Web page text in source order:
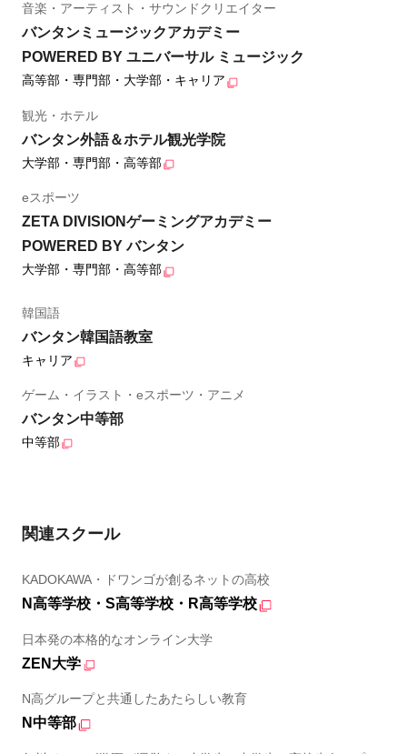
音楽・アーティスト・サウンドクリエイター
バンタンミュージックアカデミー
POWERED BY ユニバーサル ミュージック
高等部・専門部・大学部・キャリア
観光・ホテル
バンタン外語＆ホテル観光学院
大学部・専門部・高等部
eスポーツ
ZETA DIVISIONゲーミングアカデミー
POWERED BY バンタン
大学部・専門部・高等部
韓国語
バンタン韓国語教室
キャリア
ゲーム・イラスト・eスポーツ・アニメ
バンタン中等部
中等部
関連スクール
KADOKAWA・ドワンゴが創るネットの高校
N高等学校・S高等学校・R高等学校
日本発の本格的なオンライン大学
ZEN大学
N高グループと共通したあたらしい教育
N中等部